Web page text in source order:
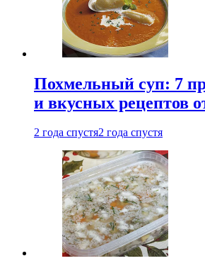
Похмельный суп: 7
и вкусных рецептов
2 года спустя2 года спустя